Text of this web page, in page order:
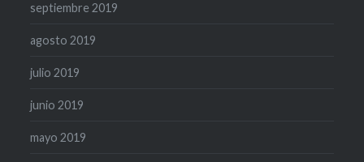
septiembre 2019
agosto 2019
julio 2019
junio 2019
mayo 2019